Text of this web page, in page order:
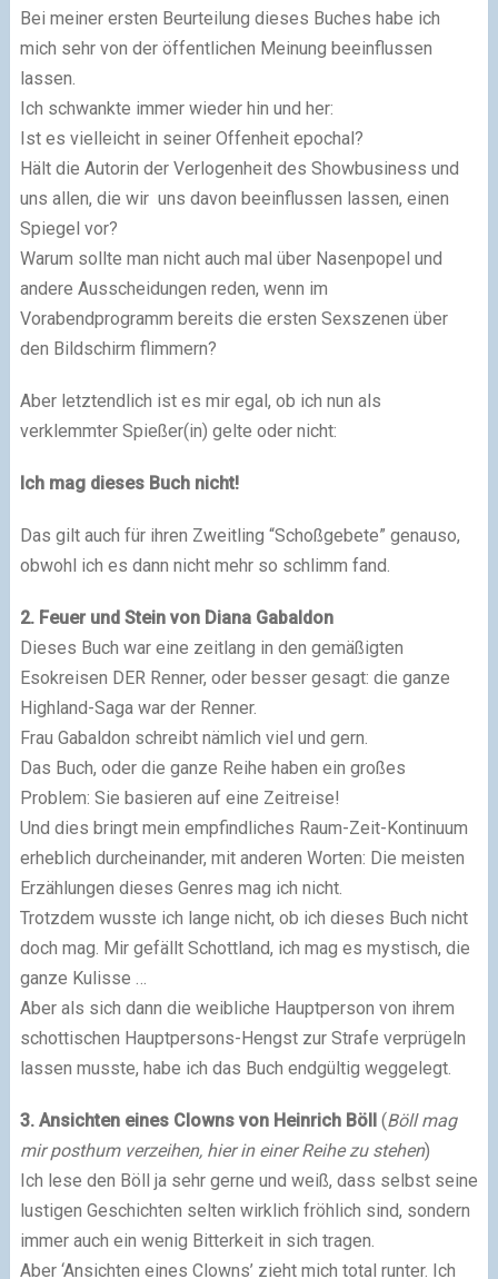
Bei meiner ersten Beurteilung dieses Buches habe ich
mich sehr von der öffentlichen Meinung beeinflussen
lassen.
Ich schwankte immer wieder hin und her:
Ist es vielleicht in seiner Offenheit epochal?
Hält die Autorin der Verlogenheit des Showbusiness und
uns allen, die wir uns davon beeinflussen lassen, einen
Spiegel vor?
Warum sollte man nicht auch mal über Nasenpopel und
andere Ausscheidungen reden, wenn im
Vorabendprogramm bereits die ersten Sexszenen über
den Bildschirm flimmern?
Aber letztendlich ist es mir egal, ob ich nun als
verklemmter Spießer(in) gelte oder nicht:
Ich mag dieses Buch nicht!
Das gilt auch für ihren Zweitling “Schoßgebete” genauso,
obwohl ich es dann nicht mehr so schlimm fand.
2. Feuer und Stein von Diana Gabaldon
Dieses Buch war eine zeitlang in den gemäßigten
Esokreisen DER Renner, oder besser gesagt: die ganze
Highland-Saga war der Renner.
Frau Gabaldon schreibt nämlich viel und gern.
Das Buch, oder die ganze Reihe haben ein großes
Problem: Sie basieren auf eine Zeitreise!
Und dies bringt mein empfindliches Raum-Zeit-Kontinuum
erheblich durcheinander, mit anderen Worten: Die meisten
Erzählungen dieses Genres mag ich nicht.
Trotzdem wusste ich lange nicht, ob ich dieses Buch nicht
doch mag. Mir gefällt Schottland, ich mag es mystisch, die
ganze Kulisse …
Aber als sich dann die weibliche Hauptperson von ihrem
schottischen Hauptpersons-Hengst zur Strafe verprügeln
lassen musste, habe ich das Buch endgültig weggelegt.
3. Ansichten eines Clowns von Heinrich Böll(Böll mag
mir posthum verzeihen, hier in einer Reihe zu stehen)
Ich lese den Böll ja sehr gerne und weiß, dass selbst seine
lustigen Geschichten selten wirklich fröhlich sind, sondern
immer auch ein wenig Bitterkeit in sich tragen.
Aber ‘Ansichten eines Clowns’ zieht mich total runter. Ich